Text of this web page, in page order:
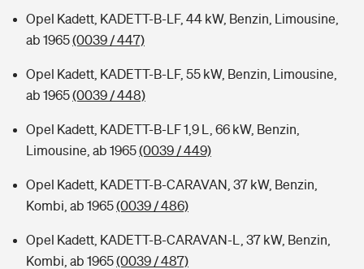
Opel Kadett, KADETT-B-LF, 44 kW, Benzin, Limousine,
ab 1965(0039 / 447)
Opel Kadett, KADETT-B-LF, 55 kW, Benzin, Limousine,
ab 1965(0039 / 448)
Opel Kadett, KADETT-B-LF 1,9 L, 66 kW, Benzin,
Limousine, ab 1965(0039 / 449)
Opel Kadett, KADETT-B-CARAVAN, 37 kW, Benzin,
Kombi, ab 1965(0039 / 486)
Opel Kadett, KADETT-B-CARAVAN-L, 37 kW, Benzin,
Kombi, ab 1965(0039 / 487)